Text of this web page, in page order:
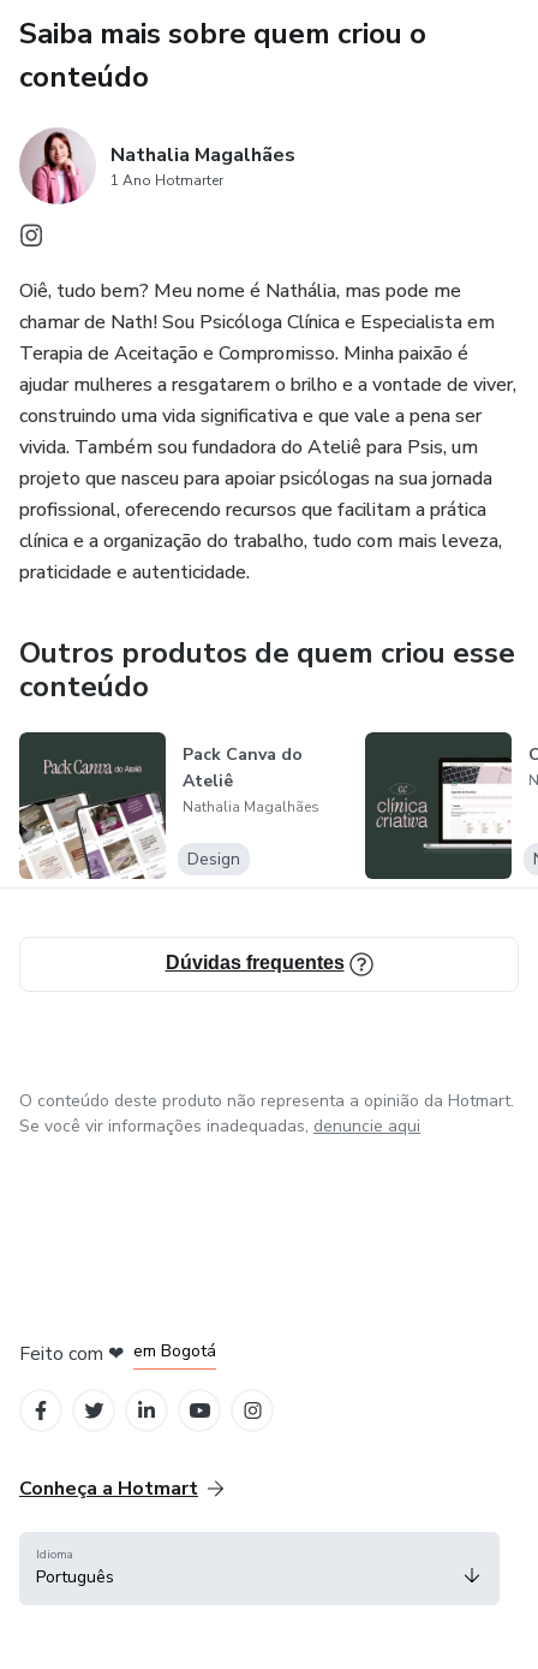
Saiba mais sobre quem criou o
conteúdo
Nathalia Magalhães
1 Ano Hotmarter
Oiê, tudo bem? Meu nome é Nathália, mas pode me
chamar de Nath! Sou Psicóloga Clínica e Especialista em
Terapia de Aceitação e Compromisso. Minha paixão é
ajudar mulheres a resgatarem o brilho e a vontade de viver,
construindo uma vida significativa e que vale a pena ser
vivida. Também sou fundadora do Ateliê para Psis, um
projeto que nasceu para apoiar psicólogas na sua jornada
profissional, oferecendo recursos que facilitam a prática
clínica e a organização do trabalho, tudo com mais leveza,
praticidade e autenticidade.
Outros produtos de quem criou esse
conteúdo
Pack Canva do
Ateliê
Nathalia Magalhães
Design
Dúvidas frequentes
O conteúdo deste produto não representa a opinião da Hotmart.
Se você vir informações inadequadas, denuncie aqui
Feito com ❤ em Bogotá
Conheça a Hotmart
Idioma
Português